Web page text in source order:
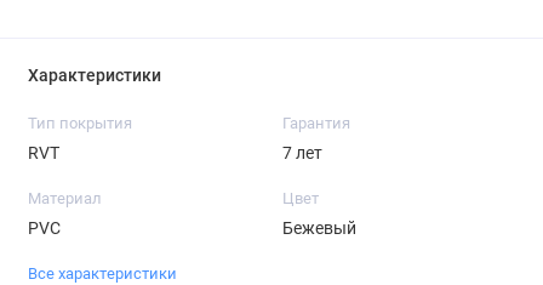
Характеристики
Тип покрытия
RVT
Гарантия
7 лет
Материал
PVC
Цвет
Бежевый
Все характеристики